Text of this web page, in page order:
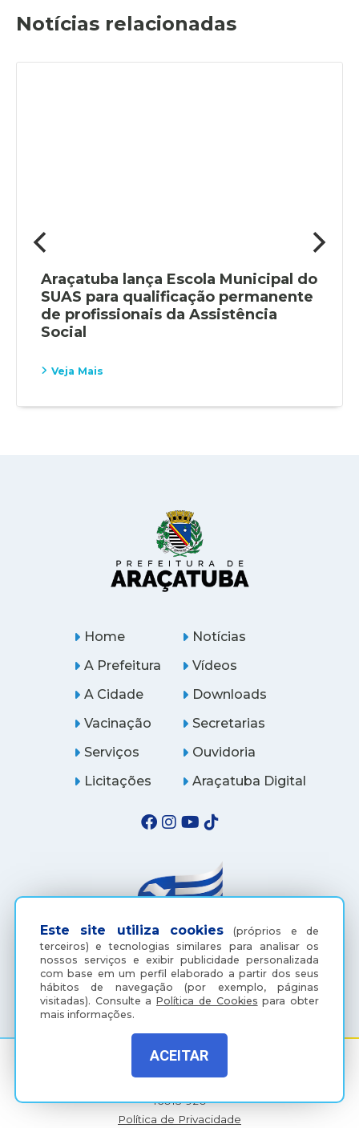
Notícias relacionadas
Araçatuba lança Escola Municipal do
SUAS para qualificação permanente
de profissionais da Assistência
Social
Veja Mais
Este site utiliza cookies (próprios e de
terceiros) e tecnologias similares para analisar os
nossos serviços e exibir publicidade personalizada
com base em um perfil elaborado a partir dos seus
hábitos de navegação (por exemplo, páginas
visitadas). Consulte aPolítica de Cookies para obter
mais informações.
ACEITAR
Home
A Prefeitura
A Cidade
Notícias
Vídeos
Downloads
Vacinação
Serviços
Licitações
Secretarias
Ouvidoria
Araçatuba Digital
(18) 3607-6500
16015-920
Política de Privacidade